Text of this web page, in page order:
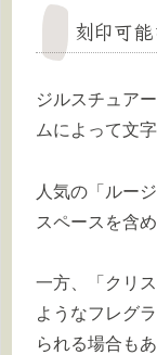
刻印可
ジルスチュア
ムによって文
人気の「ルー
スペースを含
一方、「クリ
ようなフレグ
られる場合もあ